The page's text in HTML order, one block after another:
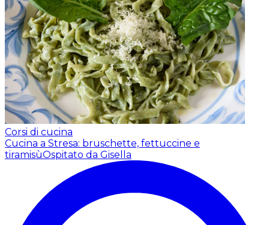
Corsi di cucina
Cucina a Stresa: bruschette, fettuccine e
tiramisùOspitato da Gisella